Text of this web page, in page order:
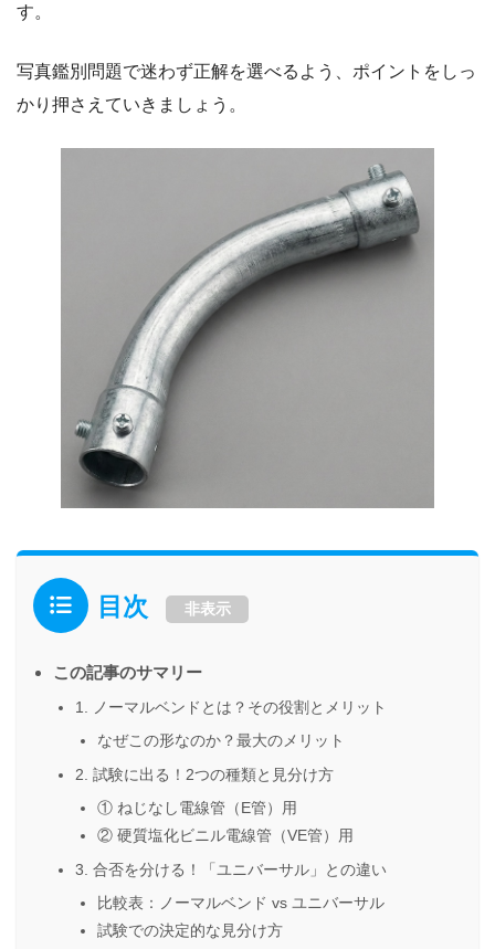
す。
写真鑑別問題で迷わず正解を選べるよう、ポイントをしっ
かり押さえていきましょう。
目次 非表示
この記事のサマリー
1. ノーマルベンドとは？その役割とメリット
なぜこの形なのか？最大のメリット
2. 試験に出る！2つの種類と見分け方
① ねじなし電線管（E管）用
② 硬質塩化ビニル電線管（VE管）用
3. 合否を分ける！「ユニバーサル」との違い
比較表：ノーマルベンド vs ユニバーサル
試験での決定的な見分け方